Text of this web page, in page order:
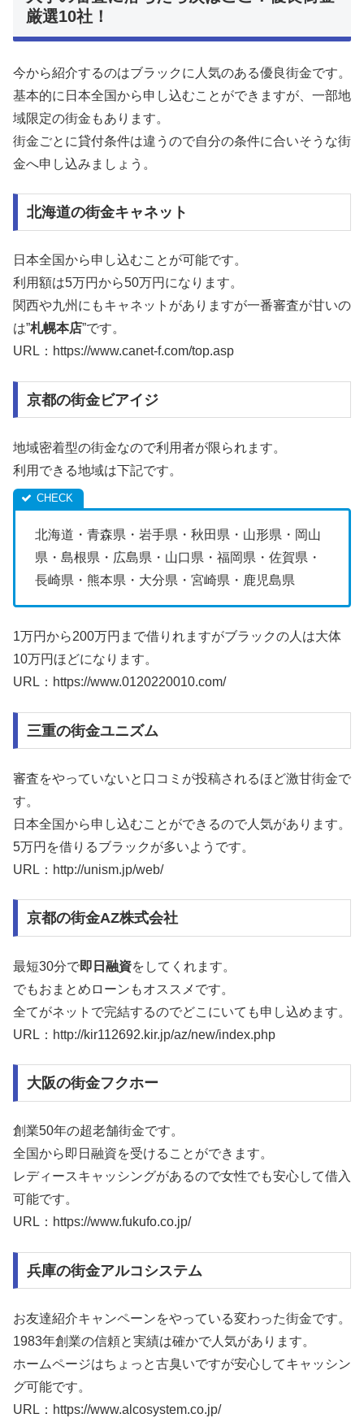
厳選10社！
今から紹介するのはブラックに人気のある優良街金です。
基本的に日本全国から申し込むことができますが、一部地
域限定の街金もあります。
街金ごとに貸付条件は違うので自分の条件に合いそうな街
金へ申し込みましょう。
北海道の街金キャネット
日本全国から申し込むことが可能です。
利用額は5万円から50万円になります。
関西や九州にもキャネットがありますが一番審査が甘いの
は”札幌本店”です。
URL：https://www.canet-f.com/top.asp
京都の街金ビアイジ
地域密着型の街金なので利用者が限られます。
利用できる地域は下記です。
北海道・青森県・岩手県・秋田県・山形県・岡山
県・島根県・広島県・山口県・福岡県・佐賀県・
長崎県・熊本県・大分県・宮崎県・鹿児島県
1万円から200万円まで借りれますがブラックの人は大体
10万円ほどになります。
URL：https://www.0120220010.com/
三重の街金ユニズム
審査をやっていないと口コミが投稿されるほど激甘街金で
す。
日本全国から申し込むことができるので人気があります。
5万円を借りるブラックが多いようです。
URL：http://unism.jp/web/
京都の街金AZ株式会社
最短30分で即日融資をしてくれます。
でもおまとめローンもオススメです。
全てがネットで完結するのでどこにいても申し込めます。
URL：http://kir112692.kir.jp/az/new/index.php
大阪の街金フクホー
創業50年の超老舗街金です。
全国から即日融資を受けることができます。
レディースキャッシングがあるので女性でも安心して借入
可能です。
URL：https://www.fukufo.co.jp/
兵庫の街金アルコシステム
お友達紹介キャンペーンをやっている変わった街金です。
1983年創業の信頼と実績は確かで人気があります。
ホームページはちょっと古臭いですが安心してキャッシン
グ可能です。
URL：https://www.alcosystem.co.jp/